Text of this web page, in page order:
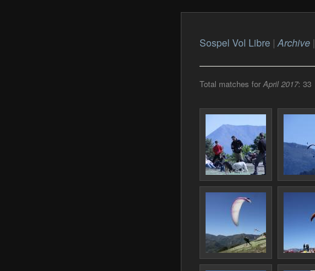
Sospel Vol Libre|Archive|
Total matches for April 2017: 33